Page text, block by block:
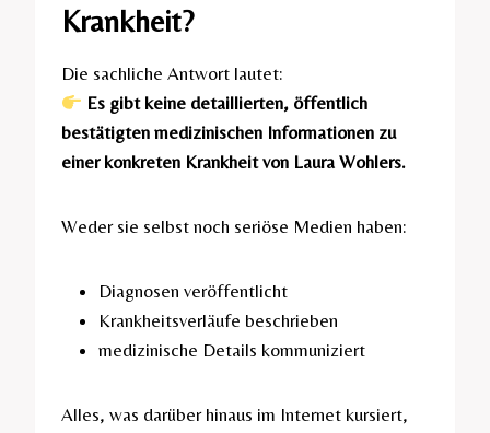
Krankheit?
Die sachliche Antwort lautet:
Es gibt keine detaillierten, öffentlich
bestätigten medizinischen Informationen zu
einer konkreten Krankheit von Laura Wohlers.
Weder sie selbst noch seriöse Medien haben:
Diagnosen veröffentlicht
Krankheitsverläufe beschrieben
medizinische Details kommuniziert
Alles, was darüber hinaus im Internet kursiert,